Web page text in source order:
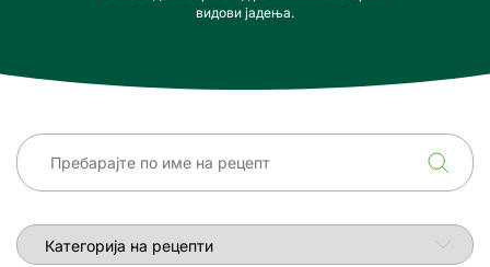
видови јадења.
Категорија на рецепти